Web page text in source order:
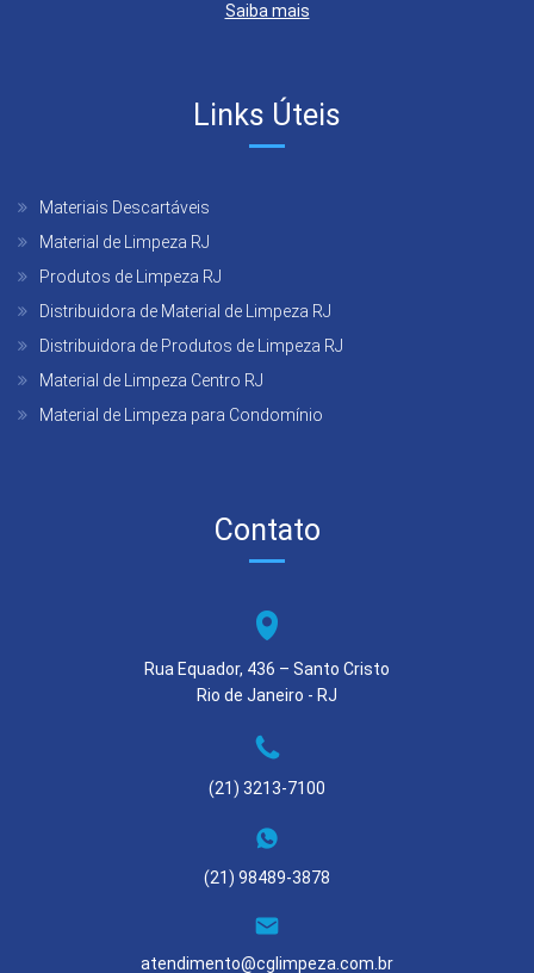
Saiba mais
Links Úteis
Materiais Descartáveis
Material de Limpeza RJ
Produtos de Limpeza RJ
Distribuidora de Material de Limpeza RJ
Distribuidora de Produtos de Limpeza RJ
Material de Limpeza Centro RJ
Material de Limpeza para Condomínio
Contato
Rua Equador, 436 – Santo Cristo
Rio de Janeiro - RJ
(21) 3213-7100
(21) 98489-3878
atendimento@cglimpeza.com.br